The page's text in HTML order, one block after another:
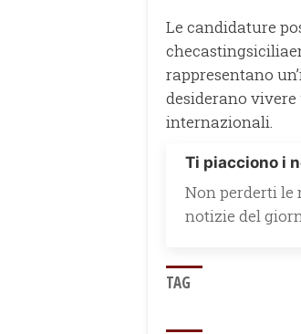
Le candidature
rappresentano
desiderano
internazionali.
Ti piacciono i
Non perderti le
notizie del
TAG